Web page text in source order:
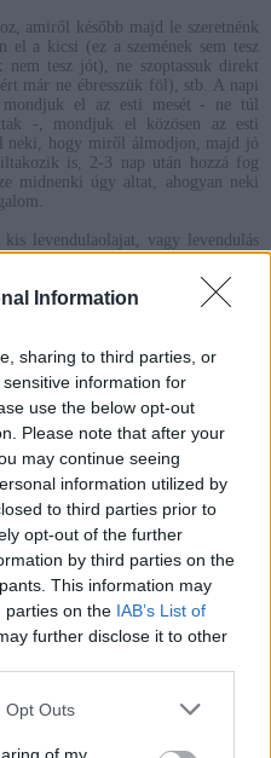
Information
sharing to third parties, or
information for
use the below opt-out
Please note that after your
may continue seeing
information utilized by
to third parties prior to
opt-out of the further
by third parties on the
This information may
parties on the IAB’s List of
further disclose it to other
Opt Outs
amiről később majd le szeretnénk
a kicsi (ez a szemének sem tesz
tesz jót), ne szoptassuk direkt
már ne ébresszük föl), stb. A napi
el az esti mesét - ne túl
-, mondjuk el közösen az esti
neki, hogy miről álmodjon, majd jó
is, 2-3 nap után hozzá fog
midnenki úgy altat, ahogyan neki
levendulaolajat, vagy levendulás
a gyermeket, illetve az illathoz
tudat alatt is, hogy a levendula a jó
hatásuk révén elősegítik az
elősegítik az éjszaka átalvását.
ihatják a gyerekek is a roobios
halovány rózsaszínű forrázatot
kellemes.
(Aspalathus linearis)
Főzetét az ottani lakosság
hatásai és finom íze miatt. Neve
közepétől kezdve rohamosan
a modern életmód kitűnő
gazdag, cserzőanyag-tartalma
nyugtató hatása van.
édesebb. Mélyvörös színű.